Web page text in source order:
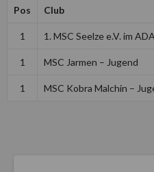
Pos Club
1 1. MSC Seelze e.V. im
1 MSC Jarmen – Jugend
1 MSC Kobra Malchin –